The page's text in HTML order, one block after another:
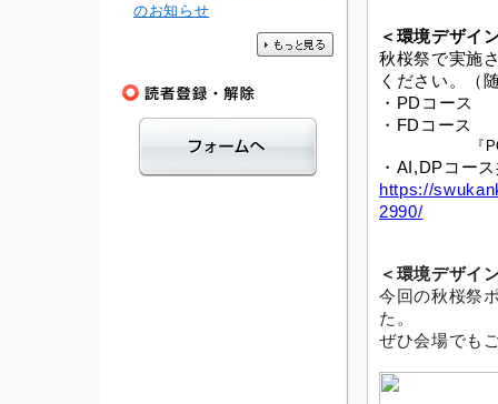
＜環境デザイ
秋桜祭で実施
ください。（
・PDコース
・FDコース
『POPUP
・AI,DPコー
https://
2990/
＜環境デザイ
今回の秋桜祭
た。
ぜひ会場でも
のお知らせ